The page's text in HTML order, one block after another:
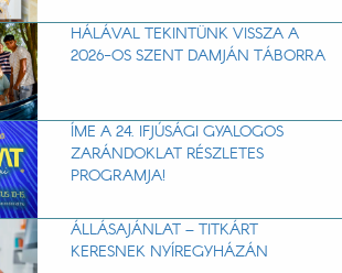
HÁLÁVAL TEKINTÜNK VISSZA A
2026-OS SZENT DAMJÁN TÁBORRA
ÍME A 24. IFJÚSÁGI GYALOGOS
ZARÁNDOKLAT RÉSZLETES
PROGRAMJA!
ÁLLÁSAJÁNLAT – TITKÁRT
KERESNEK NYÍREGYHÁZÁN